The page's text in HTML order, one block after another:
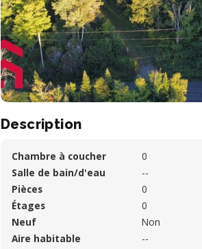
Description
Chambre à coucher
0
Salle de bain/d'eau
--
Pièces
0
Étages
0
Neuf
Non
Aire habitable
--